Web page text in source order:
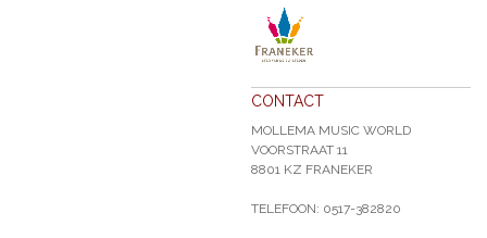
CONTACT
MOLLEMA MUSIC WORLD
VOORSTRAAT 11
8801 KZ FRANEKER
TELEFOON: 0517-382820